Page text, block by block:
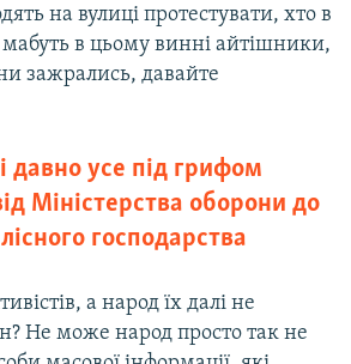
на вулиці протестувати, хто в
в цьому винні айтішники,
зажрались, давайте
давно усе під грифом
Міністерства оборони до
господарства
а народ їх далі не
Не може народ просто так не